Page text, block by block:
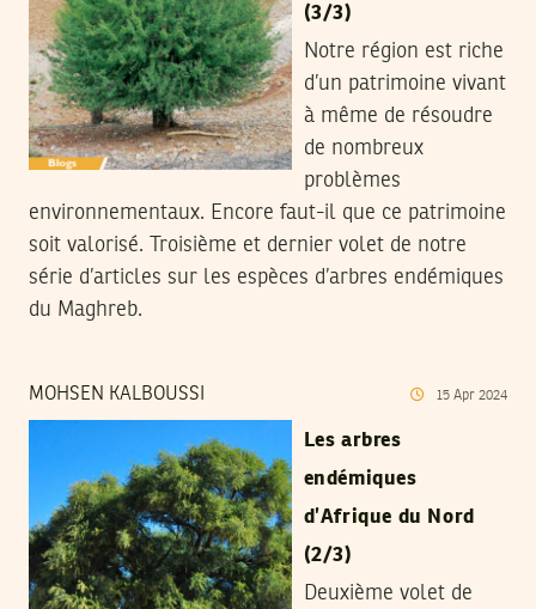
(3/3)
Notre région est riche
d’un patrimoine vivant
à même de résoudre
de nombreux
problèmes
environnementaux. Encore faut-il que ce patrimoine
soit valorisé. Troisième et dernier volet de notre
série d’articles sur les espèces d’arbres endémiques
du Maghreb.
MOHSEN KALBOUSSI 15 Apr 2024
Les arbres
endémiques
d’Afrique du Nord
(2/3)
Deuxième volet de